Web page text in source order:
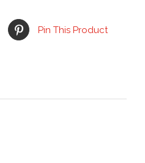
Pin This Product